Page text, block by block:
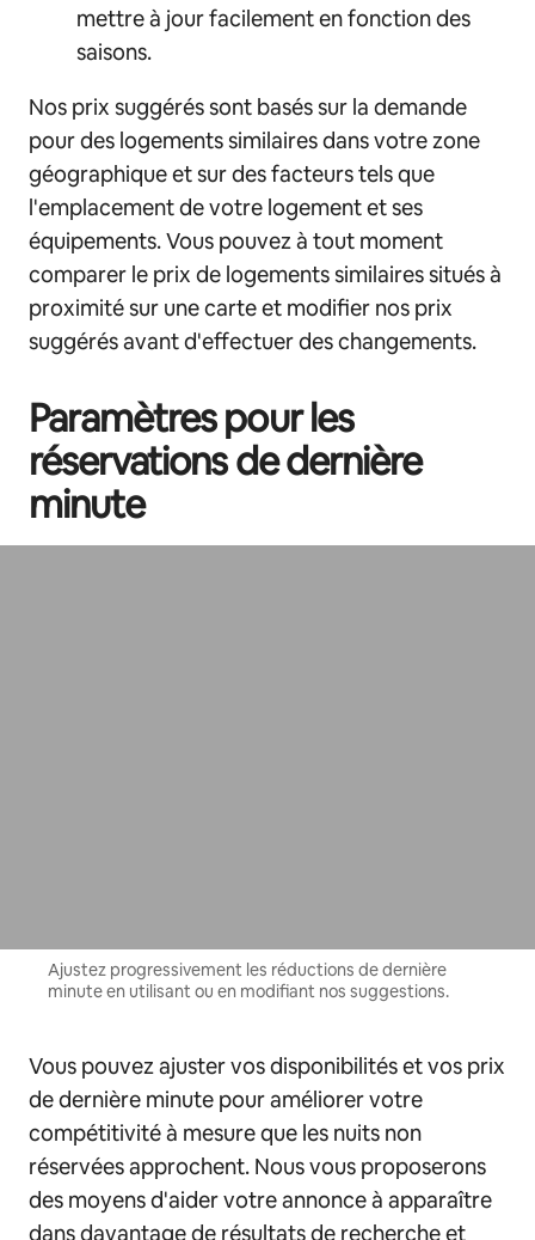
mettre à jour facilement en fonction des
saisons.
Nos prix suggérés sont basés sur la demande
pour des logements similaires dans votre zone
géographique et sur des facteurs tels que
l'emplacement de votre logement et ses
équipements. Vous pouvez à tout moment
comparer le prix de logements similaires situés à
proximité sur une carte et modifier nos prix
suggérés avant d'effectuer des changements.
Paramètres pour les
réservations de dernière
minute
Ajustez progressivement les réductions de dernière
minute en utilisant ou en modifiant nos suggestions.
Vous pouvez ajuster vos disponibilités et vos prix
de dernière minute pour améliorer votre
compétitivité à mesure que les nuits non
réservées approchent. Nous vous proposerons
des moyens d'aider votre annonce à apparaître
dans davantage de résultats de recherche et